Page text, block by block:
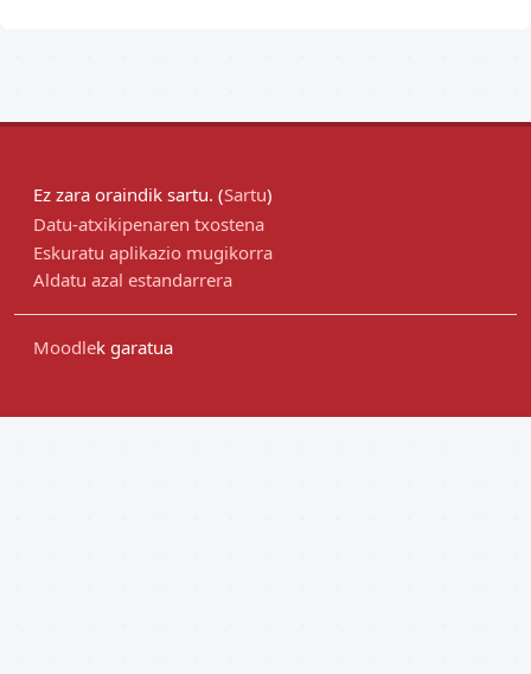
Ez zara oraindik sartu. (Sartu)
Datu-atxikipenaren txostena
Eskuratu aplikazio mugikorra
Aldatu azal estandarrera
Moodlek garatua